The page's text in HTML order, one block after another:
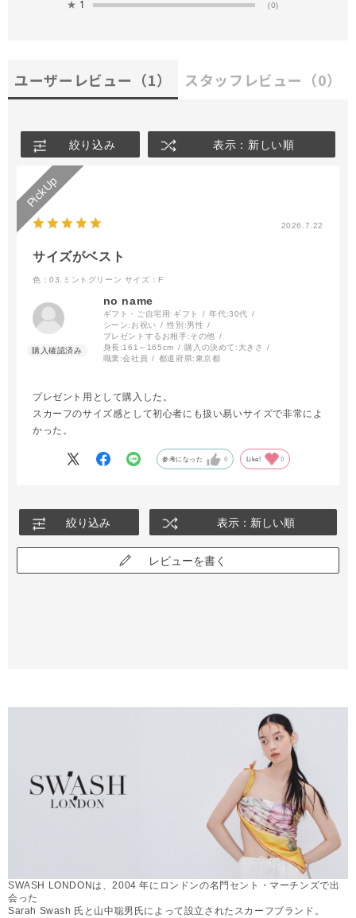
★ 1 (0)
ユーザーレビュー （1） スタッフレビュー （0）
絞り込み 表示：新しい順
2026.7.22
サイズがベスト
色：03.ミントグリーン サイズ：F
no name
ギフト・ご自宅用: ギフト 年代:30代
シーン: お祝い 性別:男性
プレゼントするお相手:その他
身長:161～165cm 購入の決めて: 大きさ
職業:会社員 都道府県:東京都
プレゼント用として購入した。
スカーフのサイズ感として初心者にも扱い易いサイズで非常によ
かった。
参考になった 0 Like! 0
絞り込み 表示：新しい順
レビューを書く
SWASH LONDONは、2004 年にロンドンの名門セント・マーチンズで出
会った
Sarah Swash 氏と山中聡男氏によって設立されたスカーフブランド。